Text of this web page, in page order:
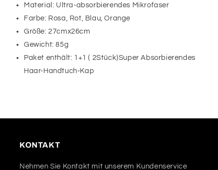
Material: Ultra-absorbierendes Mikrofaser
Farbe: Rosa, Rot, Blau, Orange
Größe: 27cmx26cm
Gewicht: 85g
Paket enthält: 1+1 ( 2Stück)Super Absorbierendes
Haar-Handtuch-Kap
KONTAKT
Nehmen Sie Kontakt mit unserem Kundenservice